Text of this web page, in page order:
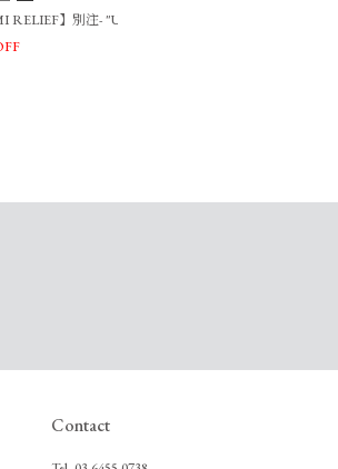
ス・ドジャース-9TWENTY /0325110100
RELIEF】別注- "US RUN"SP加工ロゴT-shirt/0325309011
Contact